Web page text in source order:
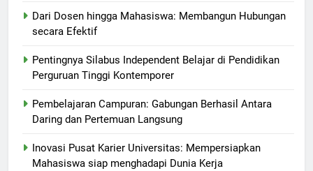
Dari Dosen hingga Mahasiswa: Membangun Hubungan
secara Efektif
Pentingnya Silabus Independent Belajar di Pendidikan
Perguruan Tinggi Kontemporer
Pembelajaran Campuran: Gabungan Berhasil Antara
Daring dan Pertemuan Langsung
Inovasi Pusat Karier Universitas: Mempersiapkan
Mahasiswa siap menghadapi Dunia Kerja